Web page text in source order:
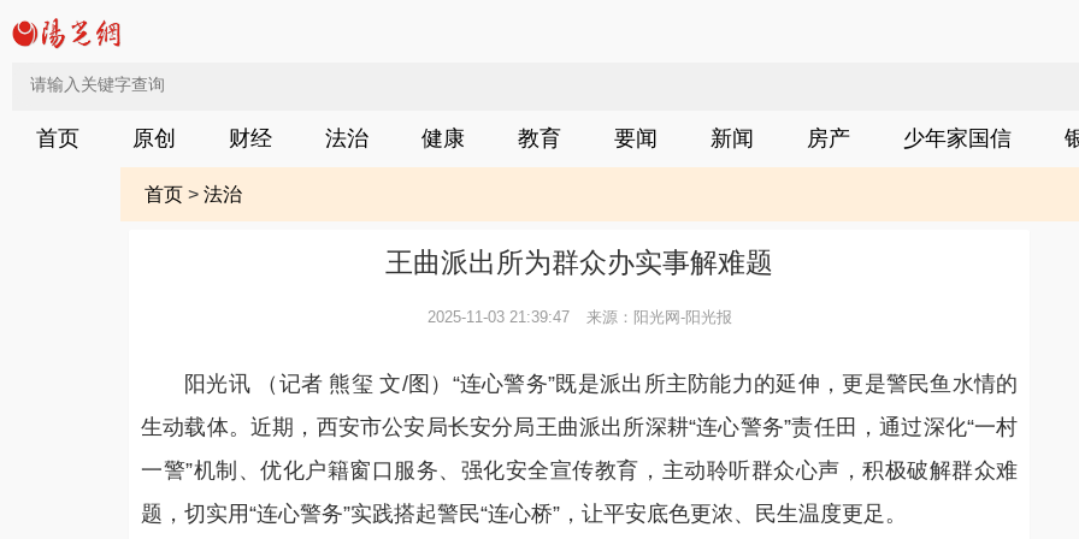
首页 原创 财经 法治 健康 教育 要闻 新闻 房产 少年家国信
首页> 法治
王曲派出所为群众办实事解难题
2025-11-03 21:39:47 来源：阳光网-阳光报
阳光讯 （记者 熊玺 文/图）“连心警务”既是派出所主防能力的延伸，更是警民鱼水情的
生动载体。近期，西安市公安局长安分局王曲派出所深耕“连心警务”责任田，通过深化“一村
一警”机制、优化户籍窗口服务、强化安全宣传教育，主动聆听群众心声，积极破解群众难
题，切实用“连心警务”实践搭起警民“连心桥”，让平安底色更浓、民生温度更足。